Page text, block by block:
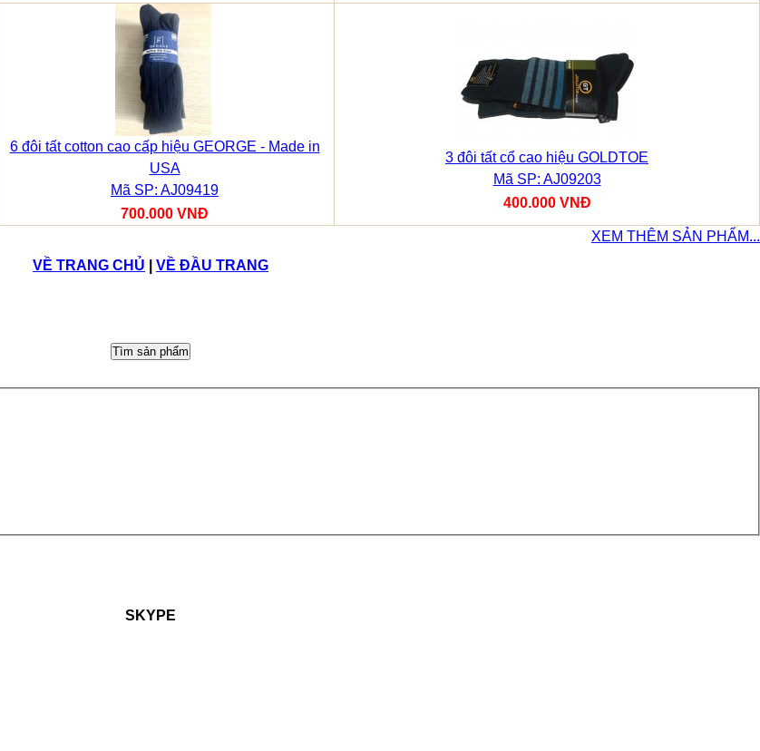
6 đôi tất cotton cao cấp hiệu GEORGE - Made in
USA
Mã SP: AJ09419
700.000 VNĐ
3 đôi tất cổ cao hiệu GOLDTOE
Mã SP: AJ09203
400.000 VNĐ
XEM THÊM SẢN PHẨM...
VỀ TRANG CHỦ
VỀ ĐẦU TRANG
Tìm sản phẩm
SKYPE